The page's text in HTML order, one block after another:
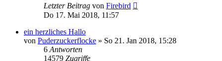
Letzter Beitrag von Firebird
Do 17. Mai 2018, 11:57
ein herzliches Hallo
von Puderzuckerflocke » So 21. Jan 2018, 15:28
6 Antworten
14579 Zugriffe